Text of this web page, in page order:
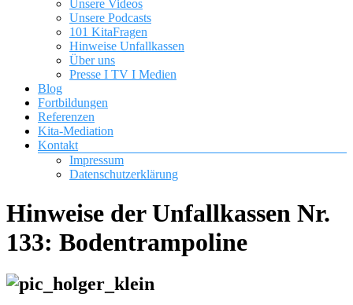
Unsere Videos
Unsere Podcasts
101 KitaFragen
Hinweise Unfallkassen
Über uns
Presse I TV I Medien
Blog
Fortbildungen
Referenzen
Kita-Mediation
Kontakt
Impressum
Datenschutzerklärung
Hinweise der Unfallkassen Nr.
133: Bodentrampoline